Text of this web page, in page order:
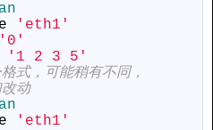
'eth1'
'0'
'1 2 3 5'
式，可能稍有不同，
动
'eth1'